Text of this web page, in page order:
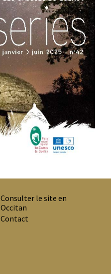
Consulter le site en
Occitan
Contact